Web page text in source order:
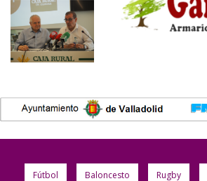
Fútbol Baloncesto Rugby